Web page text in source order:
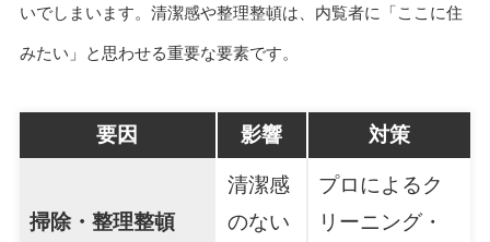
いでしまいます。清潔感や整理整頓は、内覧者に「ここに住
みたい」と思わせる重要な要素です。
要因 影響 対策
掃除・整理整頓
清潔感
のない
プロによるク
リーニング・